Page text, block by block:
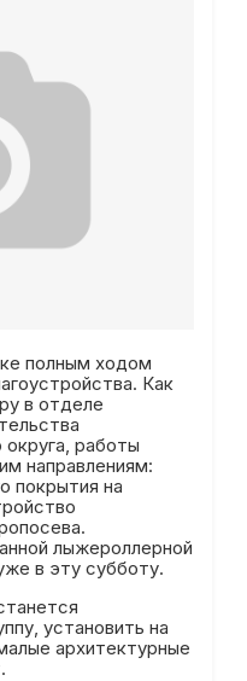
полным ходом
Как
в отделе
работы
направлениям:
покрытия на
лыжероллерной
в эту субботу.
установить на
архитектурные